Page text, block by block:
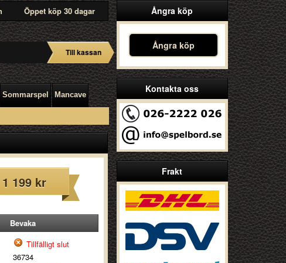
Öppet köp 30 dagar
Till kassan
Sommarspel Mancave
Ångra köp
Ångra köp
Kontakta oss
Frakt
1 199 kr
Bevaka
Tillfälligt slut
36734